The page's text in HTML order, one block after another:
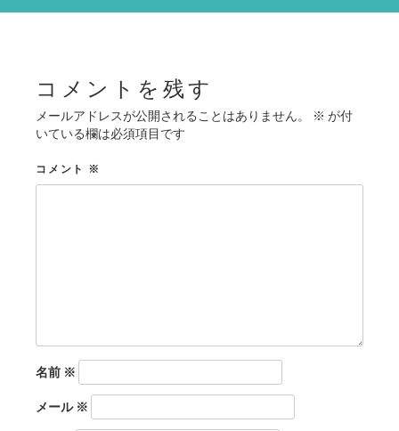
シ
コメントを残す
メールアドレスが公開されることはありません。 ※ が付
いている欄は必須項目です
コメント ※
名前 ※
メール※